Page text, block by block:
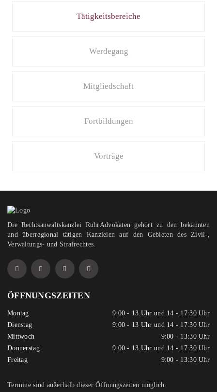
Tätigkeitsbereiche
Werdegang
Mitgliedschaft
Fortbildungen
Vorträge
Die Rechtsanwaltskanzlei RuhrAdvokaten gehört zu den bekannten
und überregional tätigen Kanzleien auf den Gebieten des Zivil-,
Verwaltungs- und Strafrechtes.
ÖFFNUNGSZEITEN
Montag
9:00 - 13 Uhr und 14 - 17:30 Uhr
Dienstag
9:00 - 13 Uhr und 14 - 17:30 Uhr
Mittwoch
9:00 - 13:30 Uhr
Donnerstag
9:00 - 13 Uhr und 14 - 17:30 Uhr
Freitag
9:00 - 13:30 Uhr
Termine sind außerhalb dieser Öffnungszeiten möglich.